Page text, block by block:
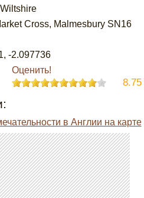
Cross, Malmesbury SN16
,-2.097736
Оценить!
8.75
в Англии на карте